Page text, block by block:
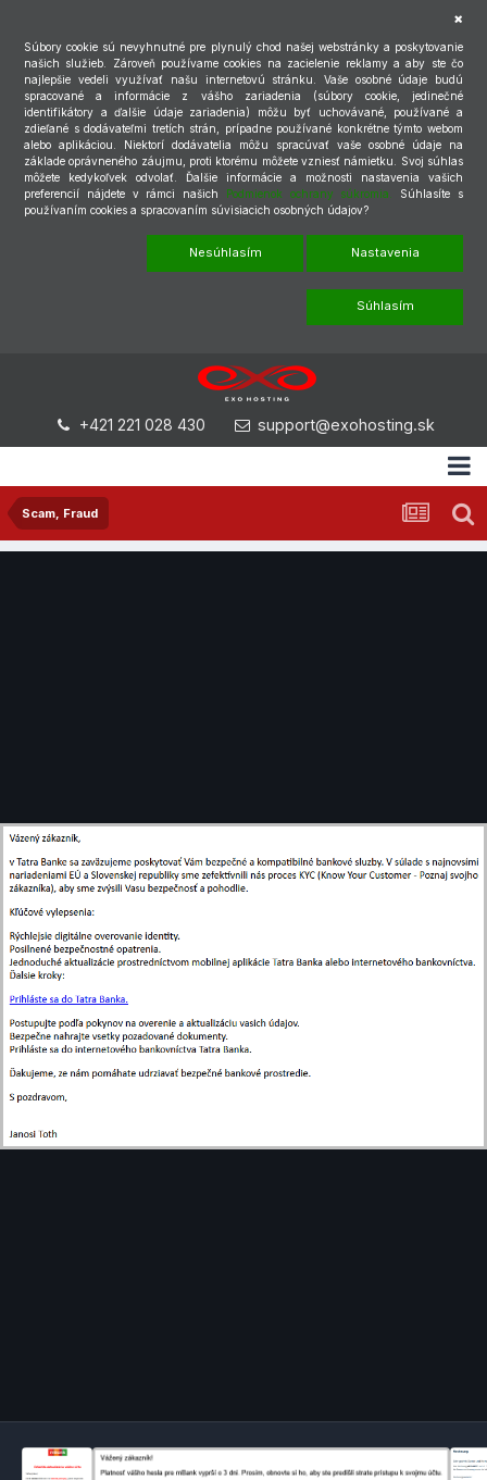
Súbory cookie sú nevyhnutné pre plynulý chod našej webstránky a poskytovanie
našich služieb. Zároveň používame cookies na zacielenie reklamy a aby ste čo
najlepšie vedeli využívať našu internetovú stránku. Vaše osobné údaje budú
spracované a informácie z vášho zariadenia (súbory cookie, jedinečné
identifikátory a ďalšie údaje zariadenia) môžu byť uchovávané, používané a
zdieľané s dodávateľmi tretích strán, prípadne používané konkrétne týmto webom
alebo aplikáciou. Niektorí dodávatelia môžu spracúvať vaše osobné údaje na
základe oprávneného záujmu, proti ktorému môžete vzniesť námietku. Svoj súhlas
môžete kedykoľvek odvolať. Ďalšie informácie a možnosti nastavenia vašich
preferencií nájdete v rámci našich Podmienok ochrany súkromia.
Súhlasíte s
používaním cookies a spracovaním súvisiacich osobných údajov?
Nesúhlasím Nastavenia
Súhlasím
+421 221 028 430 support@exohosting.sk
Scam, Fraud